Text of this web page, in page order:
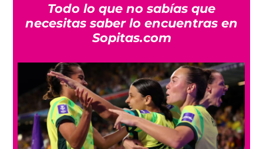
Todo lo que no sabías que
necesitas saber lo encuentras en
Sopitas.com